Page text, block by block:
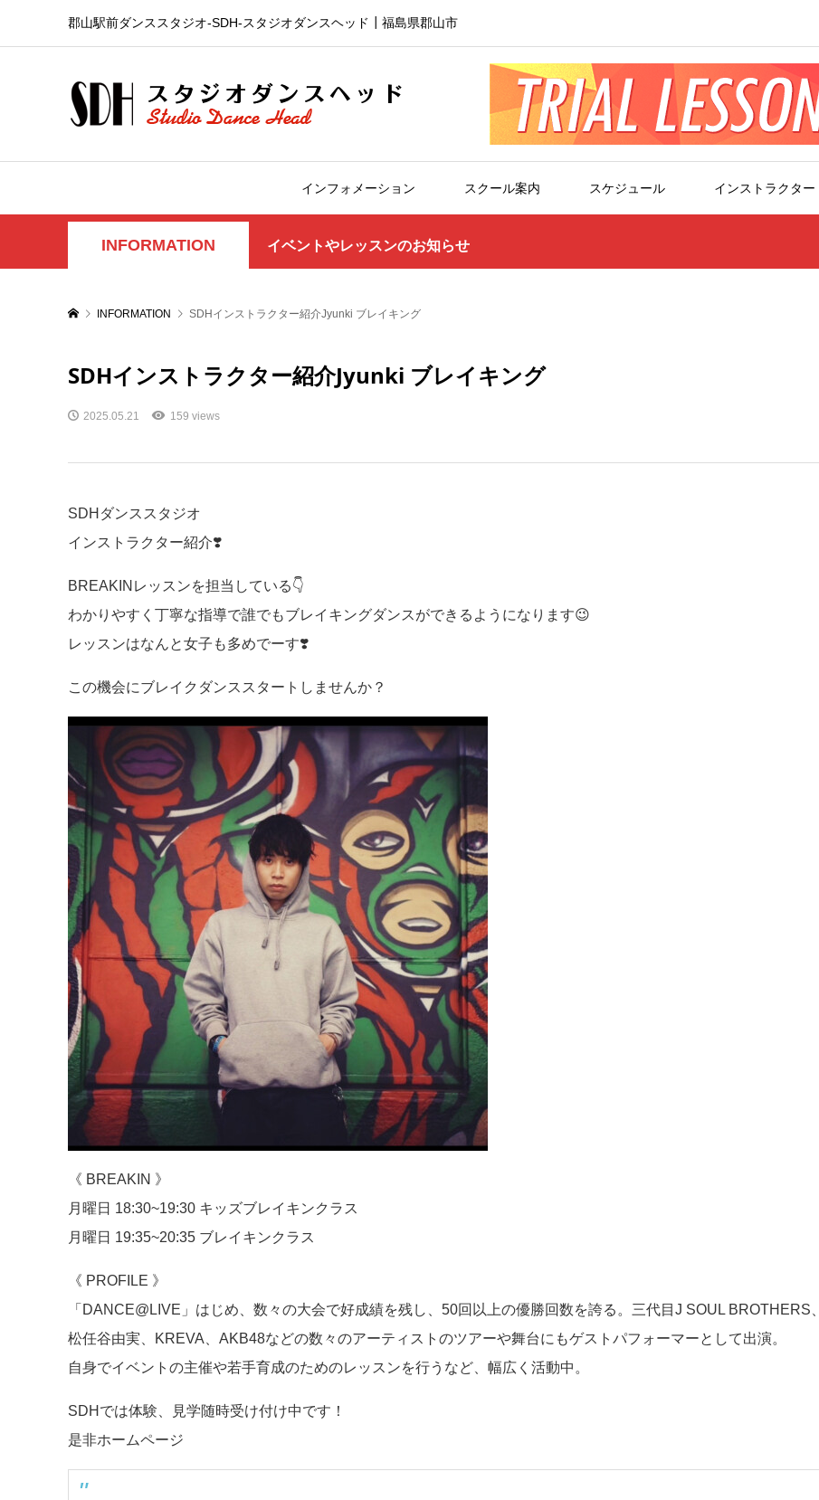
郡山駅前ダンススタジオ-SDH‐スタジオダンスヘッド┃福島県郡山市
インフォメーション スクール案内 スケジュール インストラクター
INFORMATION イベントやレッスンのお知らせ
INFORMATION SDHインストラクター紹介Jyunki ブレイキング
SDHインストラクター紹介Jyunki ブレイキング
2025.05.21 159 views
SDHダンススタジオ
インストラクター紹介❣️
BREAKINレッスンを担当している👇
わかりやすく丁寧な指導で誰でもブレイキングダンスができるようになります😉
レッスンはなんと女子も多めでーす❣️
この機会にブレイクダンススタートしませんか？
《 BREAKIN 》
月曜日 18:30~19:30 キッズブレイキンクラス
月曜日 19:35~20:35 ブレイキンクラス
《 PROFILE 》
「DANCE@LIVE」はじめ、数々の大会で好成績を残し、50回以上の優勝回数を誇る。三代目J SOUL BROTHERS、
松任谷由実、KREVA、AKB48などの数々のアーティストのツアーや舞台にもゲストパフォーマーとして出演。
自身でイベントの主催や若手育成のためのレッスンを行うなど、幅広く活動中。
SDHでは体験、見学随時受け付け中です！
是非ホームページ